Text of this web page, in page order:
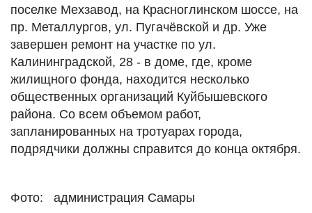
поселке Мехзавод, на Красноглинском шоссе, на
пр. Металлургов, ул. Пугачёвской и др. Уже
завершен ремонт на участке по ул.
Калининградской, 28 - в доме, где, кроме
жилищного фонда, находится несколько
общественных организаций Куйбышевского
района. Со всем объемом работ,
запланированных на тротуарах города,
подрядчики должны справится до конца октября.
Фото: администрация Самары